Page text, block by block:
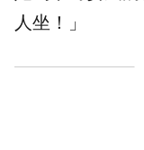
人坐！」